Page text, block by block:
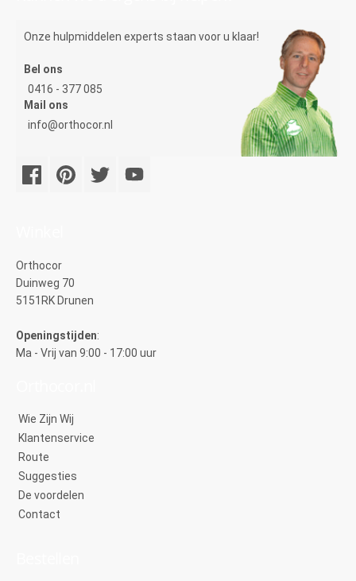
Onze hulpmiddelen experts staan voor u klaar!
Bel ons
0416 - 377 085
Mail ons
info@orthocor.nl
Orthocor
Duinweg 70
5151RK Drunen
Openingstijden:
Ma - Vrij van 9:00 - 17:00 uur
Wie Zijn Wij
Klantenservice
Route
Suggesties
De voordelen
Contact